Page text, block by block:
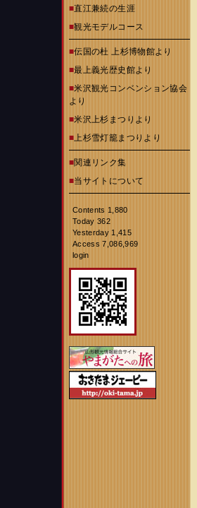
■直江兼続の生涯
■観光モデルコース
■伝国の杜 上杉博物館より
■最上義光歴史館より
■米沢観光コンベンション協会
より
■米沢上杉まつりより
■上杉雪灯籠まつりより
■関連リンク集
■当サイトについて
Contents 1,880
Today 362
Yesterday 1,415
Access 7,086,969
login